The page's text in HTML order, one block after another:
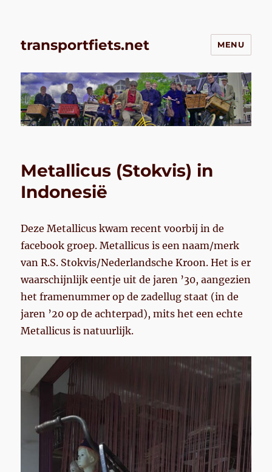
transportfiets.net MENU
Metallicus (Stokvis) in
Indonesië
Deze Metallicus kwam recent voorbij in de
facebook groep. Metallicus is een naam/merk
van R.S. Stokvis/Nederlandsche Kroon. Het is er
waarschijnlijk eentje uit de jaren ’30, aangezien
het framenummer op de zadellug staat (in de
jaren ’20 op de achterpad), mits het een echte
Metallicus is natuurlijk.